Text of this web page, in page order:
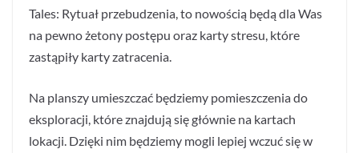
Tales: Rytuał przebudzenia, to nowością będą dla Was
na pewno żetony postępu oraz karty stresu, które
zastąpiły karty zatracenia.
Na planszy umieszczać będziemy pomieszczenia do
eksploracji, które znajdują się głównie na kartach
lokacji. Dzięki nim będziemy mogli lepiej wczuć się w